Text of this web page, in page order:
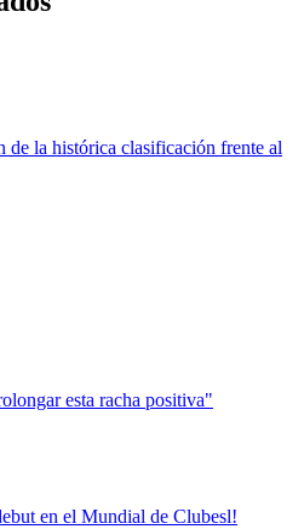
de la histórica clasificación frente al
esta racha positiva"
en el Mundial de Clubesl!